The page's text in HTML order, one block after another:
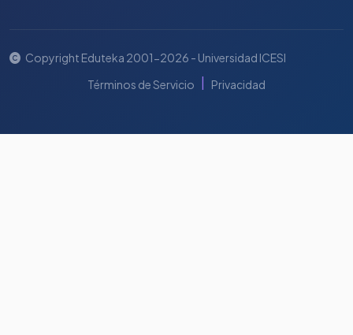
Copyright Eduteka 2001-2026 - Universidad ICESI
Términos de Servicio
Privacidad